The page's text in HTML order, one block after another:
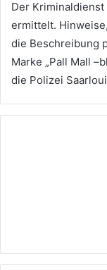
Der
ermittelt.
die Beschreibung
Marke „Pall Mall
die Polizei